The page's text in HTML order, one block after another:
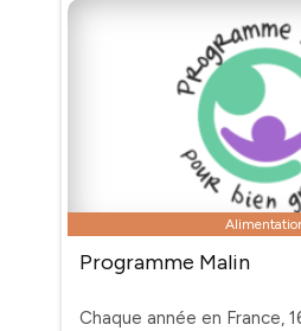
Programme Malin
Chaque année en France,